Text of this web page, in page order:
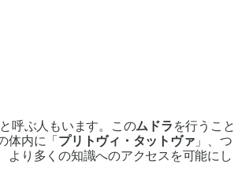
呼ぶ人もいます。このムドラ を行うこと
体内に「プリトヴィ ・タットヴァ 」、つ
り多くの知識へのアクセスを可能にし